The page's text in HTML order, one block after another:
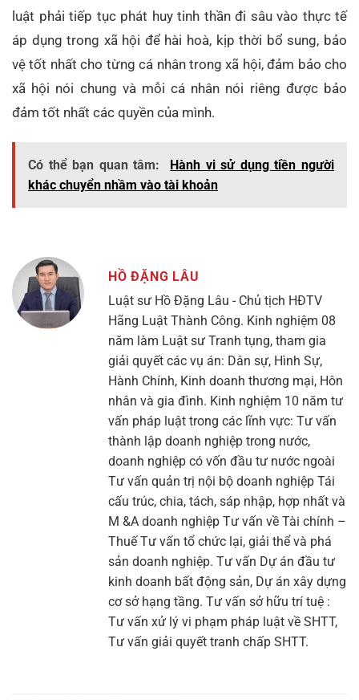
luật phải tiếp tục phát huy tinh thần đi sâu vào thực tế
áp dụng trong xã hội để hài hoà, kịp thời bổ sung, bảo
vệ tốt nhất cho từng cá nhân trong xã hội, đảm bảo cho
xã hội nói chung và mỗi cá nhân nói riêng được bảo
đảm tốt nhất các quyền của mình.
Có thể bạn quan tâm:
Hành vi sử dụng tiền người
khác chuyển nhầm vào tài khoản
HỒ ĐẶNG LÂU
Luật sư Hồ Đặng Lâu - Chủ tịch HĐTV
Hãng Luật Thành Công. Kinh nghiệm 08
năm làm Luật sư Tranh tụng, tham gia
giải quyết các vụ án: Dân sự, Hình Sự,
Hành Chính, Kinh doanh thương mại, Hôn
nhân và gia đình. Kinh nghiệm 10 năm tư
vấn pháp luật trong các lĩnh vực: Tư vấn
thành lập doanh nghiệp trong nước,
doanh nghiệp có vốn đầu tư nước ngoài
Tư vấn quản trị nội bộ doanh nghiệp Tái
cấu trúc, chia, tách, sáp nhập, hợp nhất và
M &A doanh nghiệp Tư vấn về Tài chính –
Thuế Tư vấn tổ chức lại, giải thể và phá
sản doanh nghiệp. Tư vấn Dự án đầu tư
kinh doanh bất động sản, Dự án xây dựng
cơ sở hạng tầng. Tư vấn sở hữu trí tuệ :
Tư vấn xử lý vi phạm pháp luật về SHTT,
Tư vấn giải quyết tranh chấp SHTT.